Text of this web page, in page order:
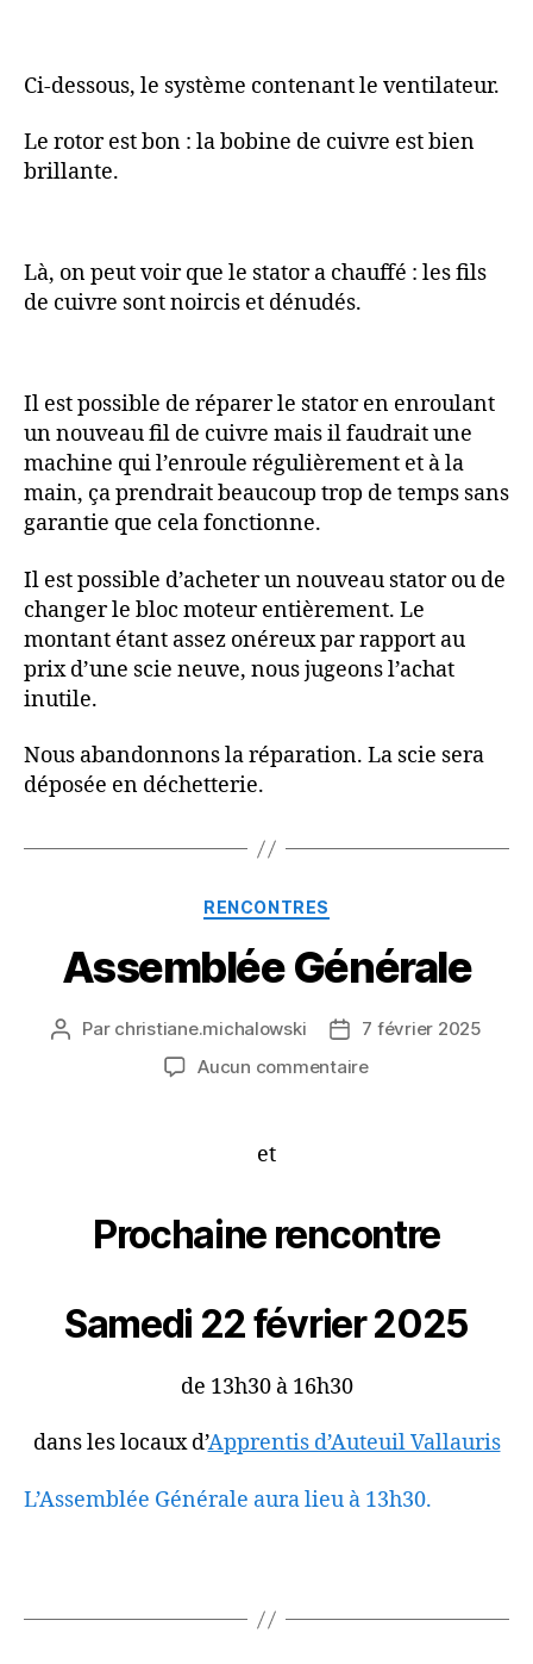
Ci-dessous, le système contenant le ventilateur.
Le rotor est bon : la bobine de cuivre est bien
brillante.
Là, on peut voir que le stator a chauffé : les fils
de cuivre sont noircis et dénudés.
Il est possible de réparer le stator en enroulant
un nouveau fil de cuivre mais il faudrait une
machine qui l’enroule régulièrement et à la
main, ça prendrait beaucoup trop de temps sans
garantie que cela fonctionne.
Il est possible d’acheter un nouveau stator ou de
changer le bloc moteur entièrement. Le
montant étant assez onéreux par rapport au
prix d’une scie neuve, nous jugeons l’achat
inutile.
Nous abandonnons la réparation. La scie sera
déposée en déchetterie.
Catégories
RENCONTRES
Assemblée Générale
Auteur
Par christiane.michalowski
Date
de
7 février 2025
Aucun commentairesur
et
Prochaine rencontre
Samedi 22 février 2025
de 13h30 à 16h30
dans les locaux d’Apprentis d’Auteuil Vallauris
L’Assemblée Générale aura lieu à 13h30.